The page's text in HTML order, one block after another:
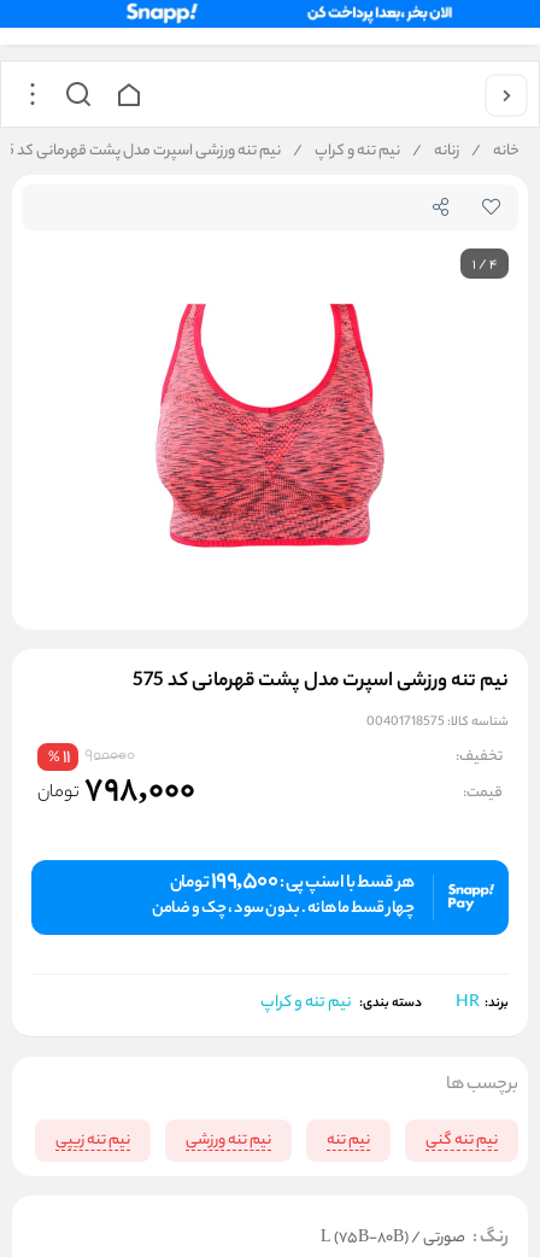
خانه / زنانه / نیم تنه و کراپ / نیم‌ تنه ورزشی اسپرت مدل پشت قهرمانی کد 575
1/4
نیم‌ تنه ورزشی اسپرت مدل پشت قهرمانی کد 575
شناسه کالا: 00401718575
تخفیف: 900000
11
%
قیمت: 798,000 تومان
هر قسط با اسنپ پی :199,500تومان
چهار قسط ماهانه . بدون سود ، چک و ضامن
برند: HR دسته بندی: نیم تنه و کراپ
برچسب ها
نیم تنه گنی نیم تنه نیم تنه ورزشی نیم تنه زیپی
رنگ: صورتی / L (75B-80B)